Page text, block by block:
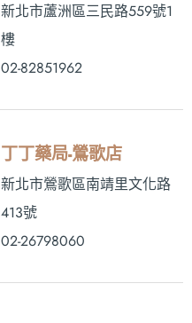
新北市蘆洲區三民路559號1
樓
02-82851962
丁丁藥局-鶯歌店
新北市鶯歌區南靖里文化路
413號
02-26798060